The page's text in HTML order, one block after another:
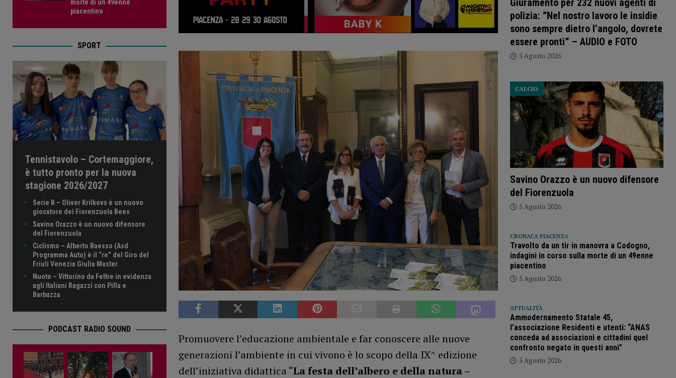
Promuovere l’educazione ambientale e far conoscere alle nuove
generazioni l’ambiente in cui vivono è lo scopo della IX^ edizione
dell’iniziativa didattica “La festa dell’albero e della natura –
morte di un 49enne
piacentino
SPORT
Tennistavolo – Cortemaggiore,
è tutto pronto per la nuova
stagione 2026/2027
Serie B – Oliver Krilkovs è un nuovo
giocatore dei Fiorenzuola Bees
Savino Orazzo è un nuovo difensore
del Fiorenzuola
Ciclismo – Alberto Baesso (Asd
Programma Auto) è il “re” del Giro del
Friuli Venezia Giulia Master
Nuoto – Vittorino da Feltre in evidenza
agli Italiani Ragazzi con Pilla e
Barbazza
PODCAST RADIO SOUND
Giuramento per 232 nuovi agenti di
polizia: “Nel nostro lavoro le insidie
sono sempre dietro l’angolo, dovrete
essere pronti” – AUDIO e FOTO
5 Agosto 2026
Savino Orazzo è un nuovo difensore
del Fiorenzuola
CALCIO
5 Agosto 2026
CRONACA PIACENZA
Travolto da un tir in manovra a Codogno,
indagini in corso sulla morte di un 49enne
piacentino
5 Agosto 2026
ATTUALITÀ
Ammodernamento Statale 45,
l’associazione Residenti e utenti: “ANAS
conceda ad associazioni e cittadini quel
confronto negato in questi anni”
5 Agosto 2026